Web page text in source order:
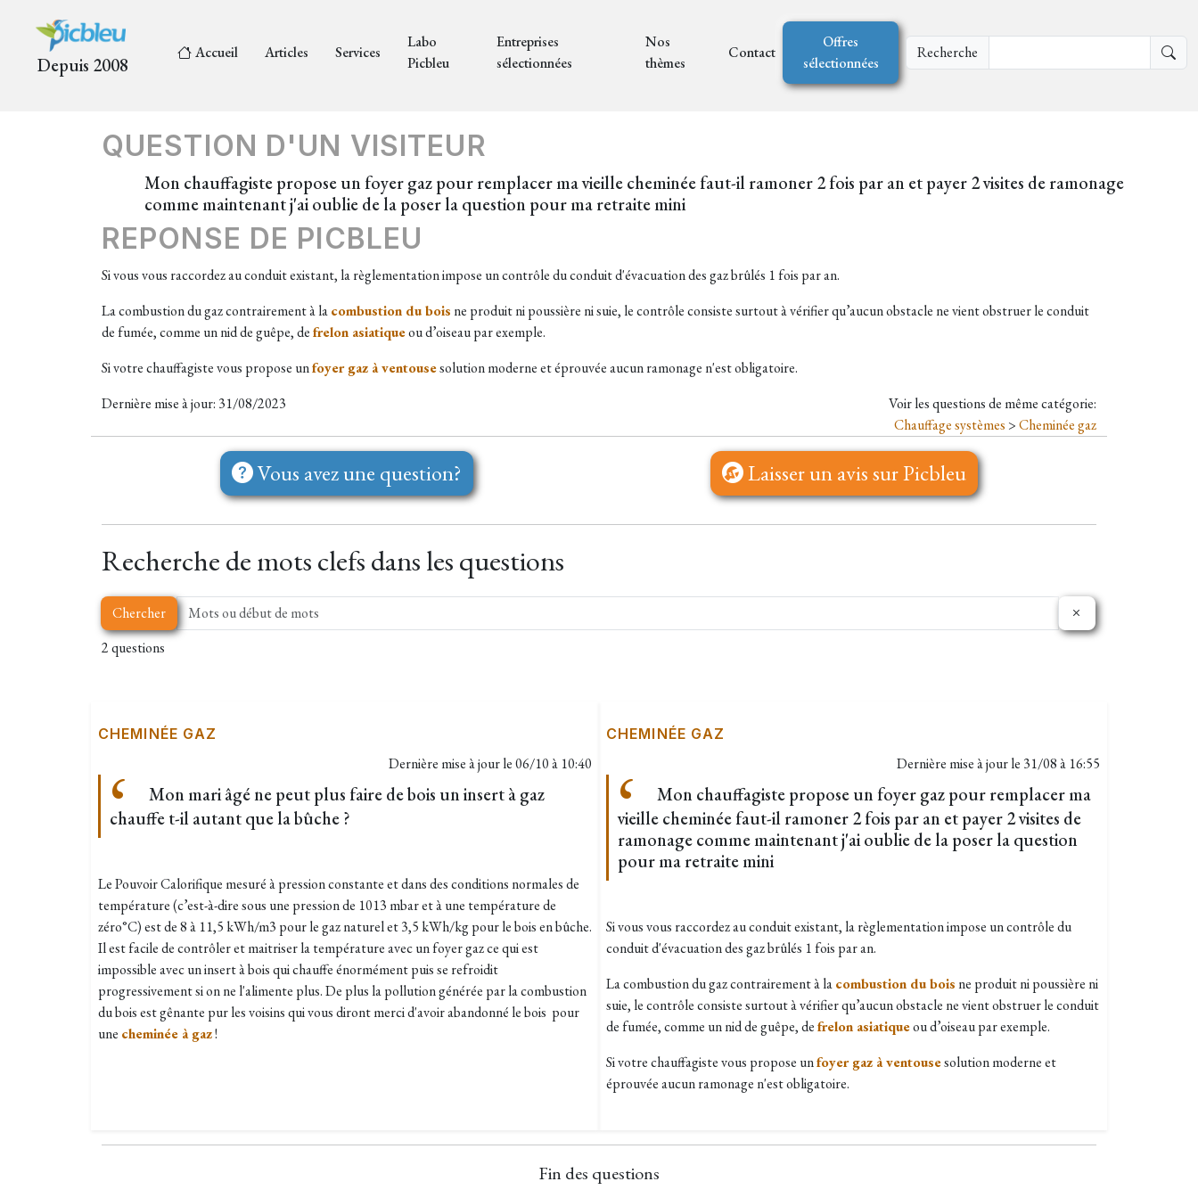
Depuis 2008
Accueil Articles Services
Labo
Picbleu
Entreprises
sélectionnées
Nos
thèmes
Contact
Offres
sélectionnées
Recherche
QUESTION D'UN VISITEUR
Mon chauffagiste propose un foyer gaz pour remplacer ma vieille cheminée faut-il ramoner 2 fois par an et payer 2 visites de ramonage
comme maintenant j'ai oublie de la poser la question pour ma retraite mini
REPONSE DE PICBLEU
Si vous vous raccordez au conduit existant, la règlementation impose un contrôle du conduit d'évacuation des gaz brûlés 1 fois par an.
La combustion du gaz contrairement à lacombustion du bois ne produit ni poussière ni suie, le contrôle consiste surtout à vérifier qu’aucun obstacle ne vient obstruer le conduit
de fumée, comme un nid de guêpe, defrelon asiatiqueou d’oiseau par exemple.
Si votre chauffagiste vous propose unfoyer gaz à ventousesolution moderne et éprouvée aucun ramonage n'est obligatoire.
Dernière mise à jour: 31/08/2023
Voir les questions de même catégorie:
Chauffage systèmes >Cheminée gaz
Vous avez une question? Laisser un avis sur Picbleu
Recherche de mots clefs dans les questions
Chercher
2 questions
CHEMINÉE GAZ
Dernière mise à jour le06/10 à 10:40
Mon mari âgé ne peut plus faire de bois un insert à gaz
chauffe t-il autant que la bûche ?
Le Pouvoir Calorifique mesuré à pression constante et dans des conditions normales de
température (c’est-à-dire sous une pression de 1013 mbar et à une température de
zéro°C) est de 8 à 11,5 kWh/m3 pour le gaz naturel et 3,5 kWh/kg pour le bois en bûche.
Il est facile de contrôler et maitriser la température avec un foyer gaz ce qui est
impossible avec un insert à bois qui chauffe énormément puis se refroidit
progressivement si on ne l'alimente plus. De plus la pollution générée par la combustion
du bois est gênante pur les voisins qui vous diront merci d'avoir abandonné le bois pour
une cheminée à gaz!
CHEMINÉE GAZ
Dernière mise à jour le 31/08 à 16:55
Mon chauffagiste propose un foyer gaz pour remplacer ma
vieille cheminée faut-il ramoner 2 fois par an et payer 2 visites de
ramonage comme maintenant j'ai oublie de la poser la question
pour ma retraite mini
Si vous vous raccordez au conduit existant, la règlementation impose un contrôle du
conduit d'évacuation des gaz brûlés 1 fois par an.
La combustion du gaz contrairement à lacombustion du bois ne produit ni poussière ni
suie, le contrôle consiste surtout à vérifier qu’aucun obstacle ne vient obstruer le conduit
de fumée, comme un nid de guêpe, defrelon asiatiqueou d’oiseau par exemple.
Si votre chauffagiste vous propose unfoyer gaz à ventousesolution moderne et
éprouvée aucun ramonage n'est obligatoire.
Fin des questions